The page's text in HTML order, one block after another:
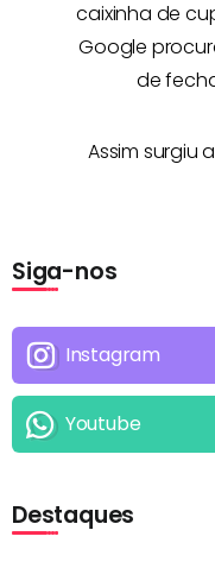
caixinha de
Google
de
Assim surgiu a
Siga-nos
Instagram
Youtube
Destaques